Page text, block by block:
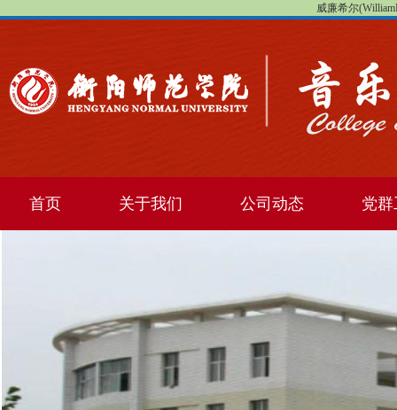
威廉希尔
首页 关于我们 公司动态 党